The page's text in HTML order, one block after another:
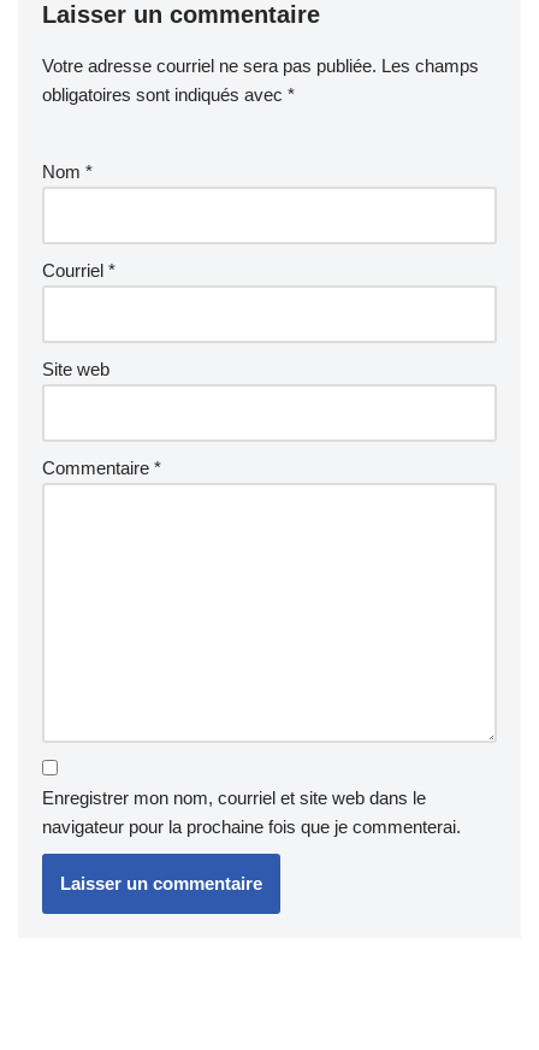
Laisser un commentaire
Votre adresse courriel ne sera pas publiée. Les champs
obligatoires sont indiqués avec *
Nom *
Courriel *
Site web
Commentaire *
Enregistrer mon nom, courriel et site web dans le
navigateur pour la prochaine fois que je commenterai.